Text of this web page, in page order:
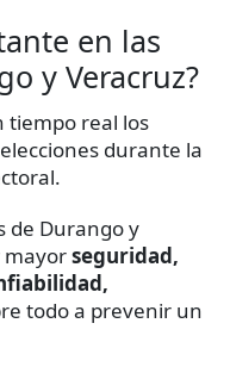
en las
y Veracruz?
tiempo real los
durante la
de Durango y
mayorseguridad,
todo a prevenir un